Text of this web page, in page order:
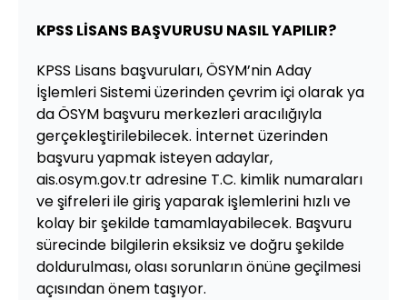
KPSS LİSANS BAŞVURUSU NASIL YAPILIR?
KPSS Lisans başvuruları, ÖSYM’nin Aday
İşlemleri Sistemi üzerinden çevrim içi olarak ya
da ÖSYM başvuru merkezleri aracılığıyla
gerçekleştirilebilecek. İnternet üzerinden
başvuru yapmak isteyen adaylar,
ais.osym.gov.tr adresine T.C. kimlik numaraları
ve şifreleri ile giriş yaparak işlemlerini hızlı ve
kolay bir şekilde tamamlayabilecek. Başvuru
sürecinde bilgilerin eksiksiz ve doğru şekilde
doldurulması, olası sorunların önüne geçilmesi
açısından önem taşıyor.